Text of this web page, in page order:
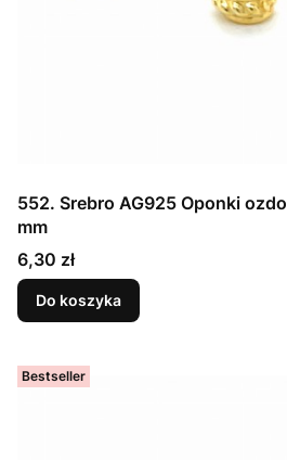
552. Srebro AG925 Oponki
mm
Cena
6,30 zł
Do koszyka
Bestseller